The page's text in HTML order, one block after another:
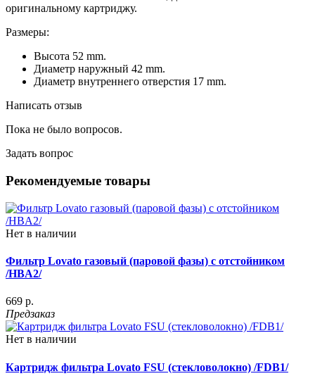
оригинальному картриджу.
Размеры:
Высота 52 mm.
Диаметр наружный 42 mm.
Диаметр внутреннего отверстия 17 mm.
Написать отзыв
Пока не было вопросов.
Задать вопрос
Рекомендуемые товары
Нет в наличии
Фильтр Lovato газовый (паровой фазы) с отстойником
/HBA2/
669 р.
Предзаказ
Нет в наличии
Картридж фильтра Lovato FSU (стекловолокно) /FDB1/